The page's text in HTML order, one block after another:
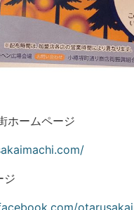
ホームページ
ジ